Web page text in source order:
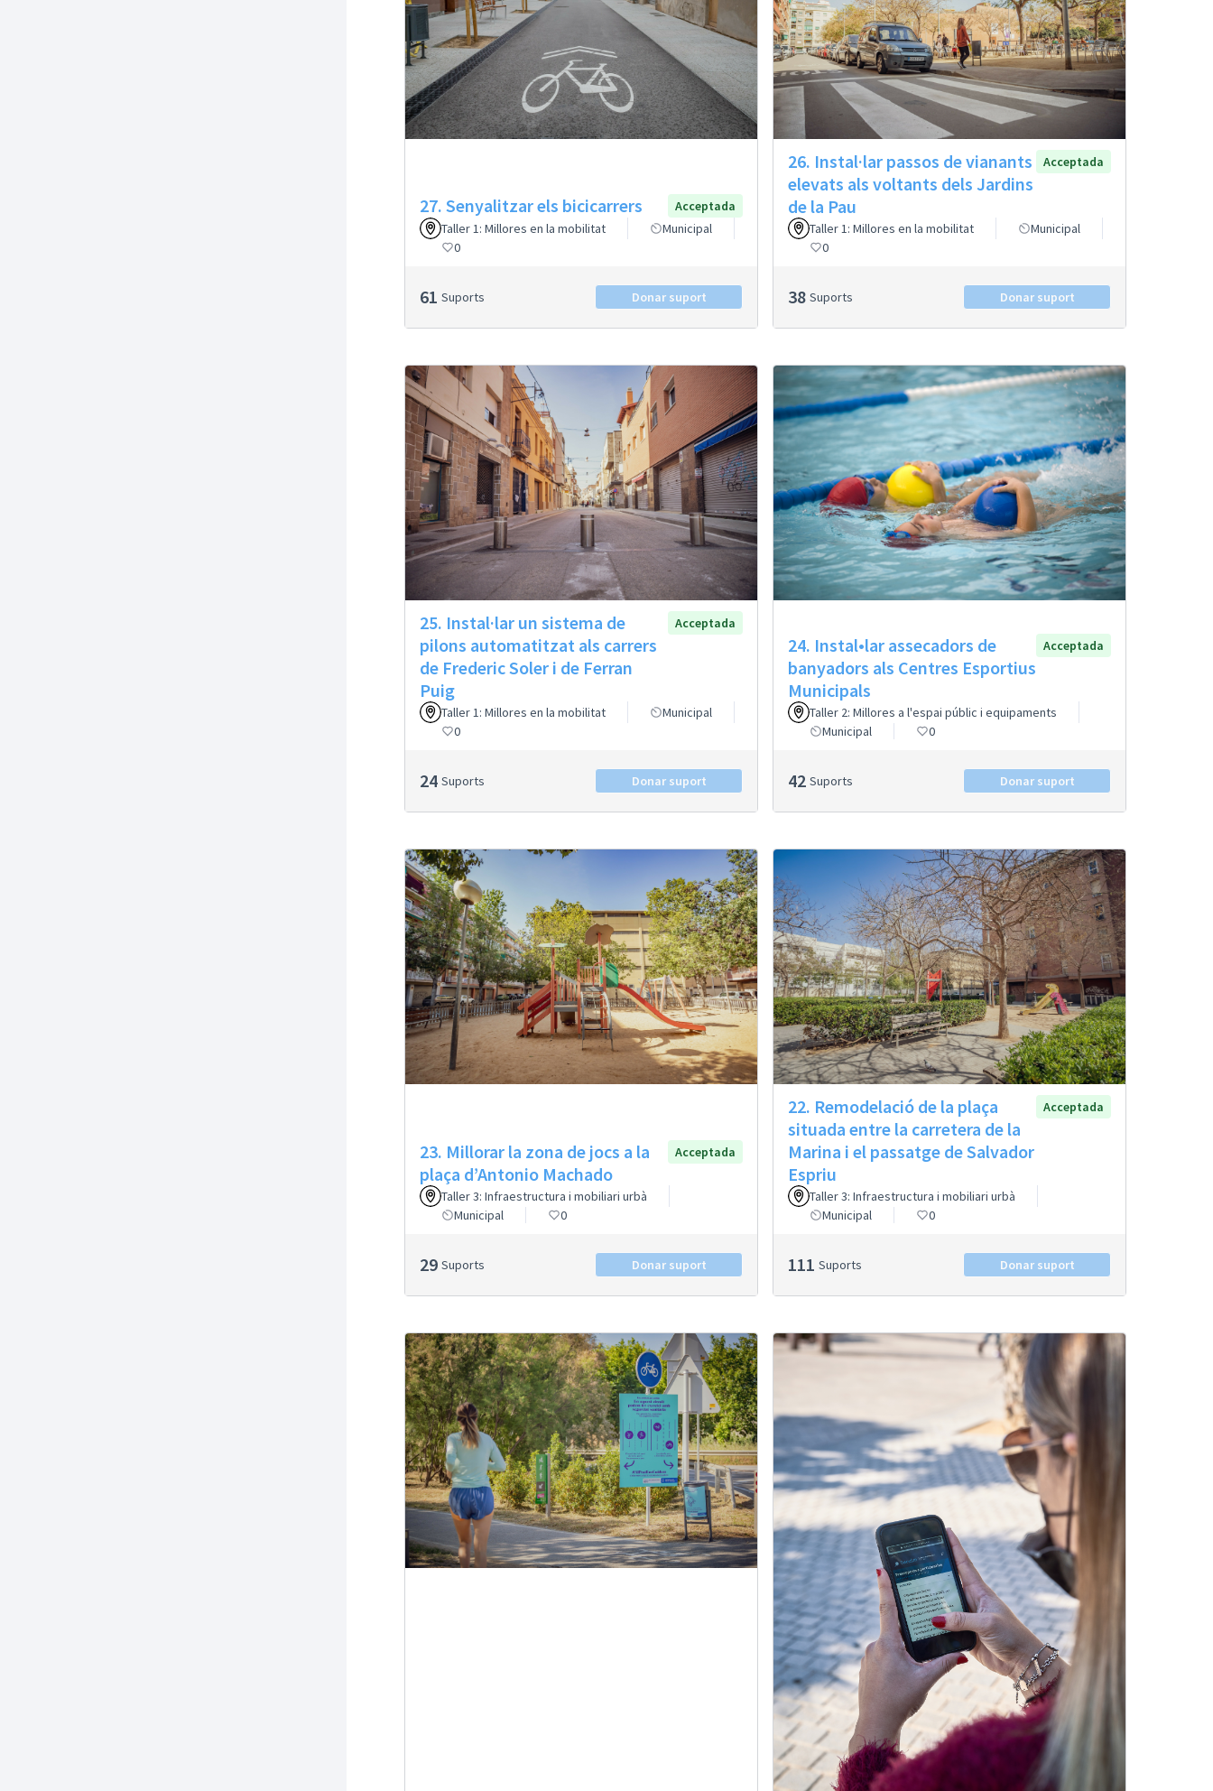
27. Senyalitzar els bicicarrers
Acceptada
Taller 1: Millores en la mobilitat
Municipal
0
61 Suports Donar suport
26. Instal·lar passos de vianants
elevats als voltants dels Jardins
de la Pau
Acceptada
Taller 1: Millores en la mobilitat
Municipal
0
38 Suports Donar suport
25. Instal·lar un sistema de
pilons automatitzat als carrers
de Frederic Soler i de Ferran
Puig
Acceptada
Taller 1: Millores en la mobilitat
Municipal
0
24 Suports Donar suport
24. Instal•lar assecadors de
banyadors als Centres Esportius
Municipals
Acceptada
Taller 2: Millores a l'espai públic i equipaments
Municipal
0
42 Suports Donar suport
23. Millorar la zona de jocs a la
plaça d’Antonio Machado
Acceptada
Taller 3: Infraestructura i mobiliari urbà
Municipal
0
29 Suports Donar suport
22. Remodelació de la plaça
situada entre la carretera de la
Marina i el passatge de Salvador
Espriu
Acceptada
Taller 3: Infraestructura i mobiliari urbà
Municipal
0
111 Suports Donar suport